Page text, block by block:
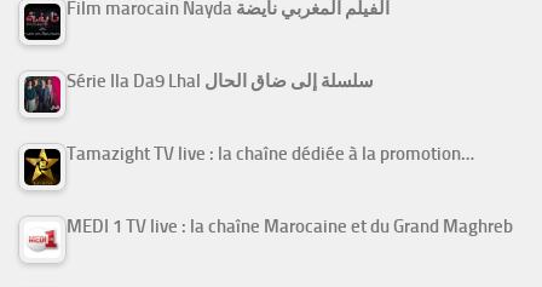
Film marocain Nayda الفيلم المغربي نايضة
Série Ila Da9 Lhal سلسلة إلى ضاق الحال
Tamazight TV live : la chaîne dédiée à la promotion…
MEDI 1 TV live : la chaîne Marocaine et du Grand Maghreb